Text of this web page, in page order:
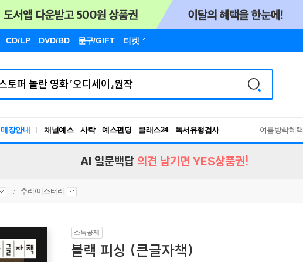
CD/LP DVD/BD 문구/GIFT 티켓
매장안내 채널예스 사락 예스펀딩 클래스24
독서유형검사
RBTI Lab
여름방학혜택
AI 일문백답 의견 남기면 YES상품권!
추리/미스터리
소득공제
블랙 피싱 (큰글자책)